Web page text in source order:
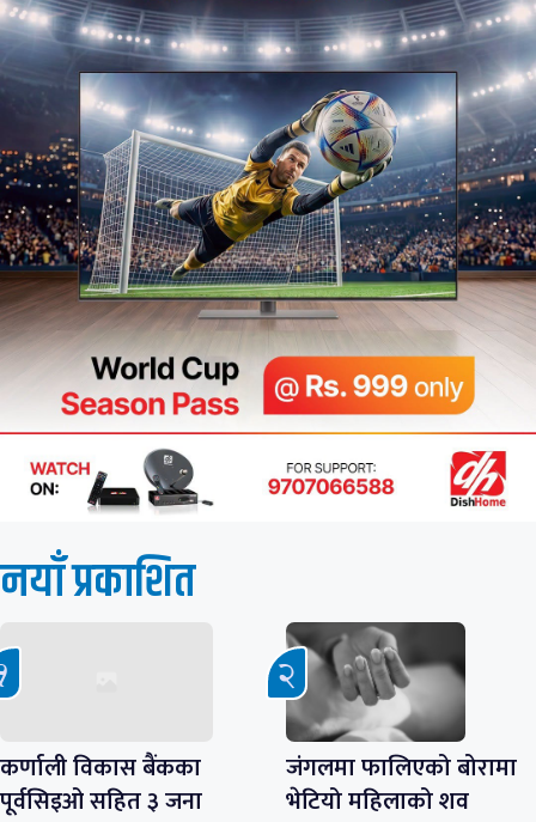
नयाँ प्रकाशित
कर्णाली विकास बैंकका
पूर्वसिइओ सहित ३ जना
जंगलमा फालिएको बोरामा
भेटियो महिलाको शव